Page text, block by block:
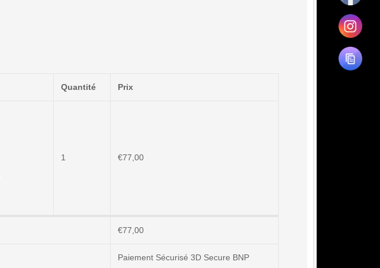
Quantité Prix
1 €77,00
€77,00
Paiement Sécurisé 3D Secure BNP